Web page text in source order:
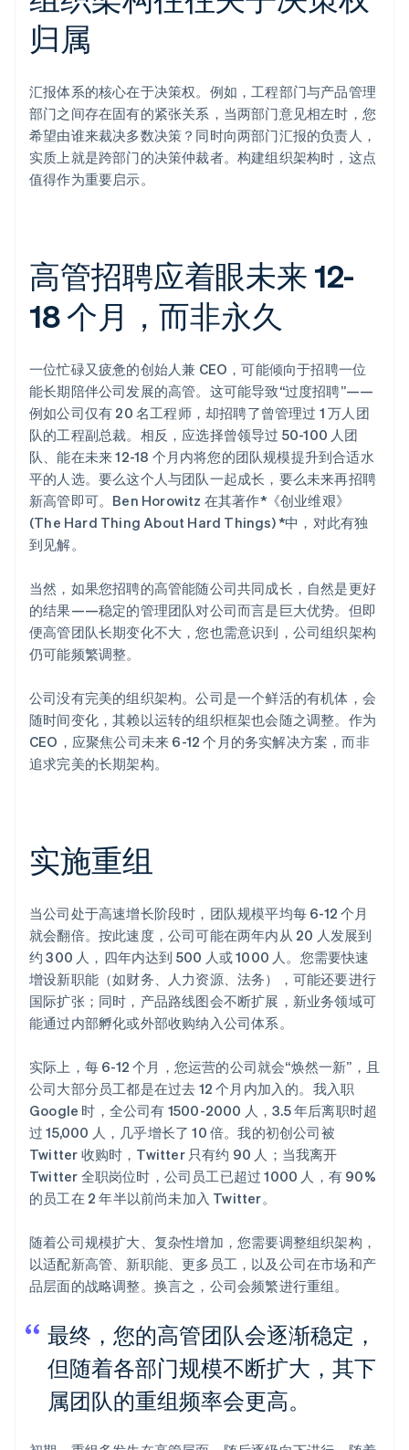
归属
汇报体系的核心在于决策权。例如，工程部门与产品管理
部门之间存在固有的紧张关系，当两部门意见相左时，您
希望由谁来裁决多数决策？同时向两部门汇报的负责人，
实质上就是跨部门的决策仲裁者。构建组织架构时，这点
值得作为重要启示。
高管招聘应着眼未来 12-
18 个月，而非永久
一位忙碌又疲惫的创始人兼 CEO，可能倾向于招聘一位
能长期陪伴公司发展的高管。这可能导致“过度招聘”——
例如公司仅有 20 名工程师，却招聘了曾管理过 1 万人团
队的工程副总裁。相反，应选择曾领导过 50-100 人团
队、能在未来 12-18 个月内将您的团队规模提升到合适水
平的人选。要么这个人与团队一起成长，要么未来再招聘
新高管即可。Ben Horowitz 在其著作*《创业维艰》
(The Hard Thing About Hard Things) *中，对此有独
到见解。
当然，如果您招聘的高管能随公司共同成长，自然是更好
的结果——稳定的管理团队对公司而言是巨大优势。但即
便高管团队长期变化不大，您也需意识到，公司组织架构
仍可能频繁调整。
公司没有完美的组织架构。公司是一个鲜活的有机体，会
随时间变化，其赖以运转的组织框架也会随之调整。作为
CEO，应聚焦公司未来 6-12 个月的务实解决方案，而非
追求完美的长期架构。
实施重组
当公司处于高速增长阶段时，团队规模平均每 6-12 个月
就会翻倍。按此速度，公司可能在两年内从 20 人发展到
约 300 人，四年内达到 500 人或 1000 人。您需要快速
增设新职能（如财务、人力资源、法务），可能还要进行
国际扩张；同时，产品路线图会不断扩展，新业务领域可
能通过内部孵化或外部收购纳入公司体系。
实际上，每 6-12 个月，您运营的公司就会“焕然一新”，且
公司大部分员工都是在过去 12 个月内加入的。我入职
Google 时，全公司有 1500-2000 人，3.5 年后离职时超
过 15,000 人，几乎增长了 10 倍。我的初创公司被
Twitter 收购时，Twitter 只有约 90 人；当我离开
Twitter 全职岗位时，公司员工已超过 1000 人，有 90%
的员工在 2 年半以前尚未加入 Twitter。
随着公司规模扩大、复杂性增加，您需要调整组织架构，
以适配新高管、新职能、更多员工，以及公司在市场和产
品层面的战略调整。换言之，公司会频繁进行重组。
最终，您的高管团队会逐渐稳定，
但随着各部门规模不断扩大，其下
属团队的重组频率会更高。